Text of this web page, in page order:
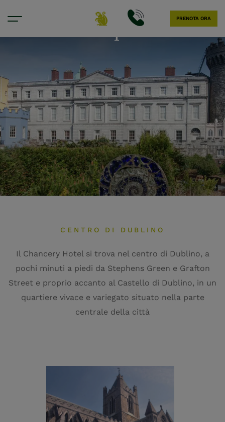
PRENOTA ORA
La nostra posizione
CENTRO DI DUBLINO
Il Chancery Hotel si trova nel centro di Dublino, a
pochi minuti a piedi da Stephens Green e Grafton
Street e proprio accanto al Castello di Dublino, in un
quartiere vivace e variegato situato nella parte
centrale della città